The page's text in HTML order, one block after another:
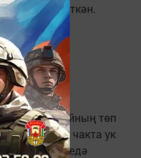
да бүләк иткән.
Ул – музейның төп
Җәлил исән чакта ук
бар: биредә